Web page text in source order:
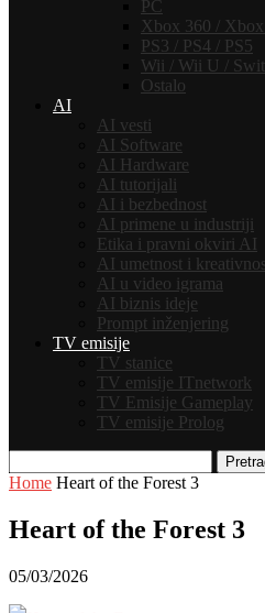
PC
Xbox 360 /
PS3 / PS4 / PS5
Wii / Wii U /
Ostalo
AI
AI vesti
AI Software
AI Hardware
AI tutorijali
AI i bezbednost
AI primene u industriji
Etika i pravni okviri AI
AI umetnost i
AI u video igrama
AI biznis ideje
Prompt inženjering
TV emisije
TV stanice
TV emisije ITnetwork
TV Emisije Gameplay
TV emisije Prolog
Home Heart of the Forest 3
Heart of the Forest 3
05/03/2026